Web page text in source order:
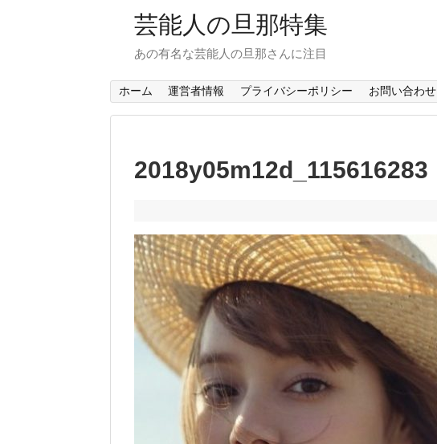
芸能人の旦那特集
あの有名な芸能人の旦那さんに注目
ホーム 運営者情報 プライバシーポリシー お問い合わせ
2018y05m12d_115616283